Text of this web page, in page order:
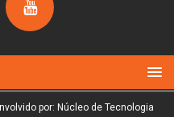
por: Núcleo de Tecnologia